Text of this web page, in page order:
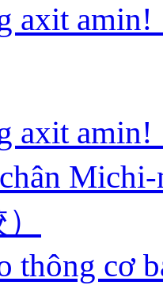
axit
axit
thông cơ